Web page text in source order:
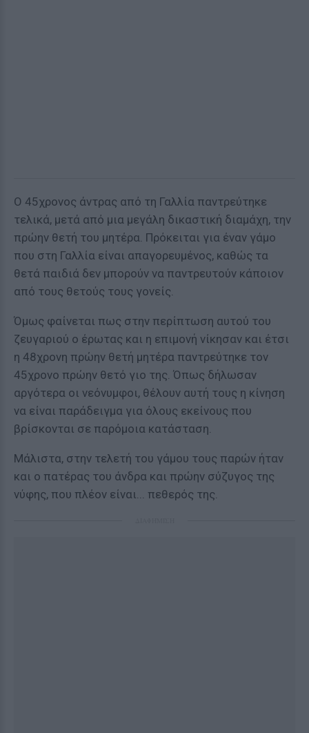
Ο 45χρονος άντρας από τη Γαλλία παντρεύτηκε
τελικά, μετά από μια μεγάλη δικαστική διαμάχη, την
πρώην θετή του μητέρα. Πρόκειται για έναν γάμο
που στη Γαλλία είναι απαγορευμένος, καθώς τα
θετά παιδιά δεν μπορούν να παντρευτούν κάποιον
από τους θετούς τους γονείς.
Όμως φαίνεται πως στην περίπτωση αυτού του
ζευγαριού ο έρωτας και η επιμονή νίκησαν και έτσι
η 48χρονη πρώην θετή μητέρα παντρεύτηκε τον
45χρονο πρώην θετό γιο της. Όπως δήλωσαν
αργότερα οι νεόνυμφοι, θέλουν αυτή τους η κίνηση
να είναι παράδειγμα για όλους εκείνους που
βρίσκονται σε παρόμοια κατάσταση.
Μάλιστα, στην τελετή του γάμου τους παρών ήταν
και ο πατέρας του άνδρα και πρώην σύζυγος της
νύφης, που πλέον είναι... πεθερός της.